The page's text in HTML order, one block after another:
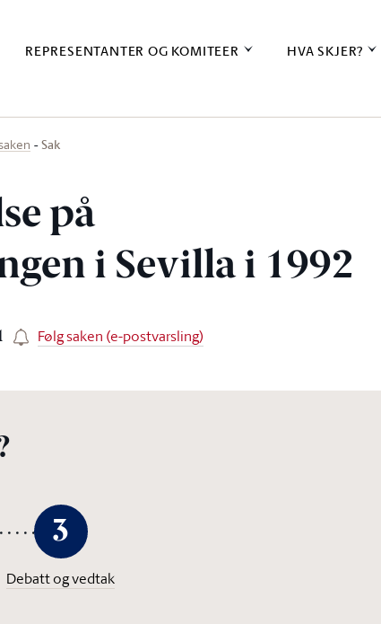
REPRESENTANTER OG KOMITEER HVA SKJER?
Sak
på
i Sevilla i 1992
Følg saken (e-postvarsling)
3
Debatt og vedtak